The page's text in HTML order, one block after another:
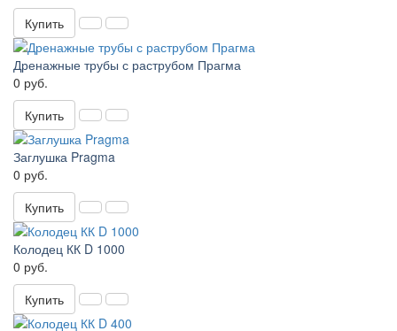
Купить
Дренажные трубы с раструбом Прагма
0 руб.
Купить
Заглушка Pragma
0 руб.
Купить
Колодец КК D 1000
0 руб.
Купить